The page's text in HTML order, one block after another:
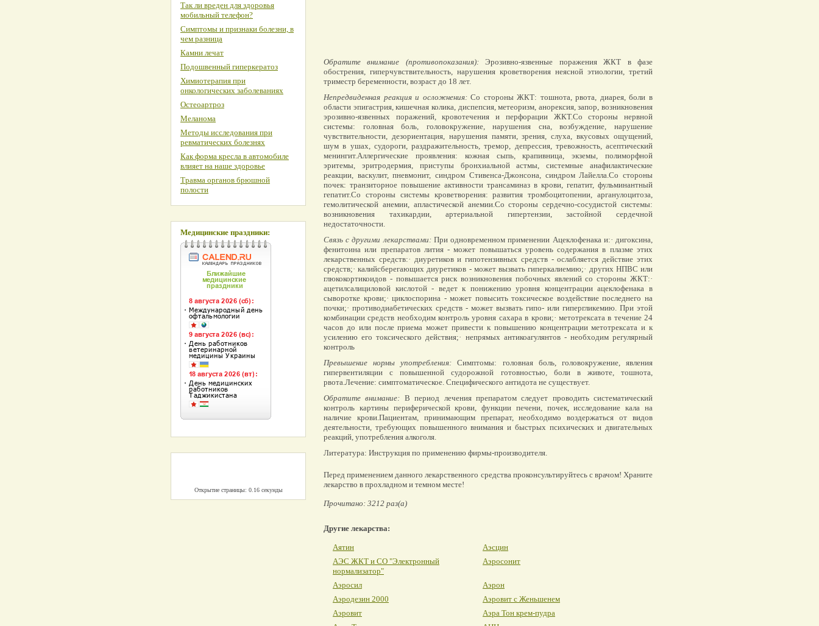
Обратите внимание (противопоказания):Эрозивно-язвенные поражения ЖКТ в фазе
обострения, гиперчувствительность, нарушения кроветворения неясной этиологии, третий
триместр беременности, возраст до 18 лет.
Непредвиденная реакция и осложнения:Со стороны ЖКТ: тошнота, рвота, диарея, боли в
области эпигастрия, кишечная колика, диспепсия, метеоризм, анорексия, запор, возникновения
эрозивно-язвенных поражений, кровотечения и перфорации ЖКТ.Со стороны нервной
системы: головная боль, головокружение, нарушения сна, возбуждение, нарушение
чувствительности, дезориентация, нарушения памяти, зрения, слуха, вкусовых ощущений,
шум в ушах, судороги, раздражительность, тремор, депрессия, тревожность, асептический
менингит.Аллергические проявления: кожная сыпь, крапивница, экземы, полиморфной
эритемы, эритродермия, приступы бронхиальной астмы, системные анафилактические
реакции, васкулит, пневмонит, синдром Стивенса-Джонсона, синдром Лайелла.Со стороны
почек: транзиторное повышение активности трансаминаз в крови, гепатит, фульминантный
гепатит.Со стороны системы кроветворения: развития тромбоцитопении, арганулоцитоза,
гемолитической анемии, апластической анемии.Со стороны сердечно-сосудистой системы:
возникновения тахикардии, артериальной гипертензии, застойной сердечной
недостаточности.
Связь с другими лекарствами:При одновременном применении Ацеклофенака и:· дигоксина,
фенитоина или препаратов лития - может повышаться уровень содержания в плазме этих
лекарственных средств:· диуретиков и гипотензивных средств - ослабляется действие этих
средств;· калийсберегающих диуретиков - может вызвать гиперкалиемию;· других НПВС или
глюкокортикоидов - повышается риск возникновения побочных явлений со стороны ЖКТ:·
ацетилсалициловой кислотой - ведет к понижению уровня концентрации ацеклофенака в
сыворотке крови;· циклоспорина - может повысить токсическое воздействие последнего на
почки;· противодиабетических средств - может вызвать гипо- или гипергликемию. При этой
комбинации средств необходим контроль уровня сахара в крови;· метотрексата в течение 24
часов до или после приема может привести к повышению концентрации метотрексата и к
усилению его токсического действия;· непрямых антикоагулянтов - необходим регулярный
контроль
Превышение нормы употребления:Симптомы: головная боль, головокружение, явления
гипервентиляции с повышенной судорожной готовностью, боли в животе, тошнота,
рвота.Лечение: симптоматическое. Специфического антидота не существует.
Обратите внимание: В период лечения препаратом следует проводить систематический
контроль картины периферической крови, функции печени, почек, исследование кала на
наличие крови.Пациентам, принимающим препарат, необходимо воздержаться от видов
деятельности, требующих повышенного внимания и быстрых психических и двигательных
реакций, употребления алкоголя.
Литература: Инструкция по применению фирмы-производителя.
Перед применением данного лекарственного средства проконсультируйтесь с врачом! Храните
лекарство в прохладном и темном месте!
Прочитано: 3212 раз(а)
Другие лекарства:
Аятин
Аэсцин
АЭС ЖКТ и СО "Электронный
нормализатор"
Аэросонит
Аэросил
Аэрон
Аэродезин 2000
Аэровит с Женьшенем
Аэровит
Аэра Тон крем-пудра
Так ли вреден для здоровья
мобильный телефон?
Симптомы и признаки болезни, в
чем разница
Камни лечат
Подошвенный гиперкератоз
Химиотерапия при
онкологических заболеваниях
Остеоартроз
Меланома
Методы исследования при
ревматических болезнях
Как форма кресла в автомобиле
влияет на наше здоровье
Травма органов брюшной
полости
Медицинские праздники:
Открытие страницы: 0.16 секунды